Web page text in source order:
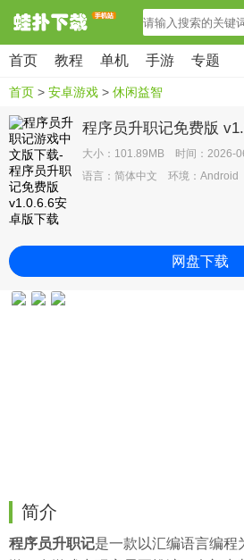
首页 教程 单机 手游 专题
首页 > 安卓游戏 > 休闲益智
程序员升职记免费版
大小：101.89MB 时间：2026-
语言：简体中文 环境：Android
网盘下载
简介
程序员升职记是一款以汇编语言编程